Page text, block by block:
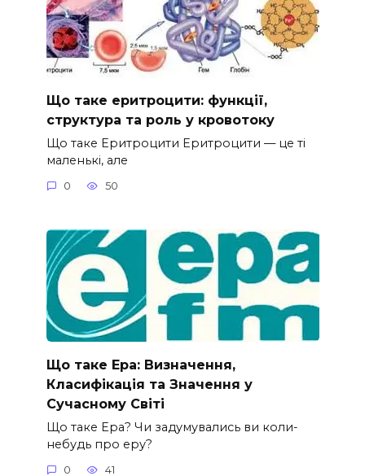
Що таке еритроцити: функції,
структура та роль у кровотоку
Що таке Еритроцити Еритроцити — це ті
маленькі, але
0 50
Що таке Ера: Визначення,
Класифікація та Значення у
Сучасному Світі
Що таке Ера? Чи задумувались ви коли-
небудь про еру?
0 41